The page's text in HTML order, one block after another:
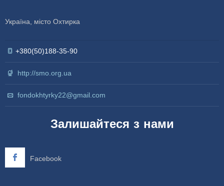
Україна, місто Охтирка
+380(50)188-35-90
http://smo.org.ua
fondokhtyrky22@gmail.com
Залишайтеся з нами
Facebook